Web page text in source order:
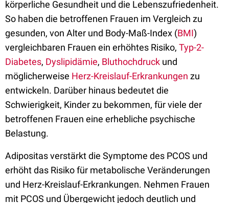
körperliche Gesundheit und die Lebenszufriedenheit.
So haben die betroffenen Frauen im Vergleich zu
gesunden, von Alter und Body-Maß-Index (BMI)
vergleichbaren Frauen ein erhöhtes Risiko, Typ-2-
Diabetes, Dyslipidämie, Bluthochdruck und
möglicherweise Herz-Kreislauf-Erkrankungen zu
entwickeln. Darüber hinaus bedeutet die
Schwierigkeit, Kinder zu bekommen, für viele der
betroffenen Frauen eine erhebliche psychische
Belastung.
Adipositas verstärkt die Symptome des PCOS und
erhöht das Risiko für metabolische Veränderungen
und Herz-Kreislauf-Erkrankungen. Nehmen Frauen
mit PCOS und Übergewicht jedoch deutlich und